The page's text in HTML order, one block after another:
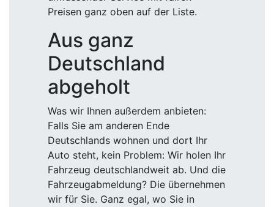
Preisen ganz oben auf der Liste.
Aus ganz
Deutschland
abgeholt
Was wir Ihnen außerdem anbieten:
Falls Sie am anderen Ende
Deutschlands wohnen und dort Ihr
Auto steht, kein Problem: Wir holen Ihr
Fahrzeug deutschlandweit ab. Und die
Fahrzeugabmeldung? Die übernehmen
wir für Sie. Ganz egal, wo Sie in